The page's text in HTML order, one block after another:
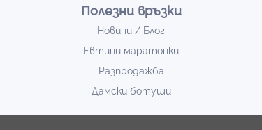
Полезни връзки
Новини / Блог
Евтини маратонки
Разпродажба
Дамски ботуши